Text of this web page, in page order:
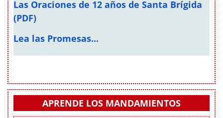
Las Oraciones de 12 años de Santa Brígida
(PDF)
Lea las Promesas...
APRENDE LOS MANDAMIENTOS